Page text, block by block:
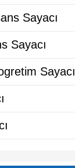
Sayacı
Sayacı
Sayacı